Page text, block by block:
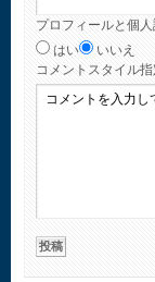
プロフィールと個人
はい
いいえ
コメント スタイル